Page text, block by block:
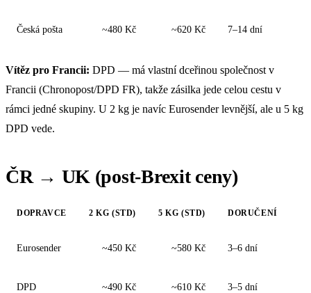
Česká pošta ~480 Kč ~620 Kč 7–14 dní
Vítěz pro Francii: DPD — má vlastní dceřinou společnost v
Francii (Chronopost/DPD FR), takže zásilka jede celou cestu v
rámci jedné skupiny. U 2 kg je navíc Eurosender levnější, ale u 5 kg
DPD vede.
ČR → UK (post-Brexit ceny)
DOPRAVCE 2 KG (STD) 5 KG (STD) DORUČENÍ
Eurosender ~450 Kč ~580 Kč 3–6 dní
DPD ~490 Kč ~610 Kč 3–5 dní